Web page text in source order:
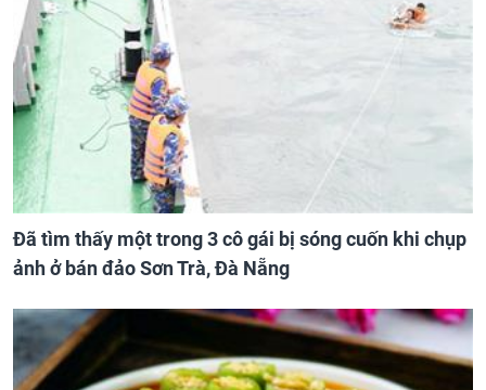
Đã tìm thấy một trong 3 cô gái bị sóng cuốn khi chụp
ảnh ở bán đảo Sơn Trà, Đà Nẵng